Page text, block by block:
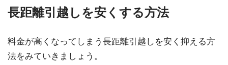
長距離引越しを安くする方法
料金が高くなってしまう長距離引越しを安く抑える方
法をみていきましょう。